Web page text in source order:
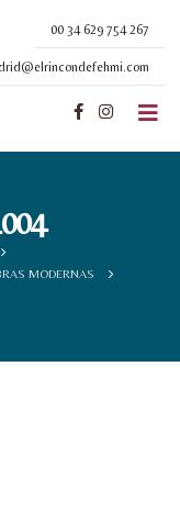
00 34 629 754 267
MODERNAS